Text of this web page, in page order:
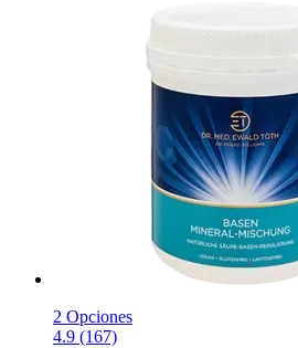
2 Opciones
4.9 (167)